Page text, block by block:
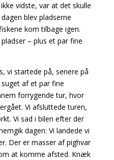
vidste, var at det skulle
blev pladserne
kom tilbage igen.
– plus et par fine
vi startede på, senere på
af et par fine
forrygende tur, hvor
Vi afsluttede turen,
Vi sad i bilen efter der
dagen: Vi landede vi
Der er masser af pighvar
at komme afsted. Knæk